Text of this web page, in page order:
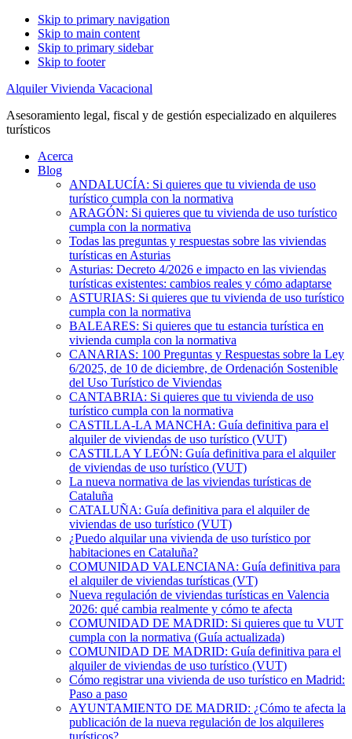
Skip to primary navigation
Skip to main content
Skip to primary sidebar
Skip to footer
Alquiler Vivienda Vacacional
Asesoramiento legal, fiscal y de gestión especializado en alquileres
turísticos
Acerca
Blog
ANDALUCÍA: Si quieres que tu vivienda de uso
turístico cumpla con la normativa
ARAGÓN: Si quieres que tu vivienda de uso turístico
cumpla con la normativa
Todas las preguntas y respuestas sobre las viviendas
turísticas en Asturias
Asturias: Decreto 4/2026 e impacto en las viviendas
turísticas existentes: cambios reales y cómo adaptarse
ASTURIAS: Si quieres que tu vivienda de uso turístico
cumpla con la normativa
BALEARES: Si quieres que tu estancia turística en
vivienda cumpla con la normativa
CANARIAS: 100 Preguntas y Respuestas sobre la Ley
6/2025, de 10 de diciembre, de Ordenación Sostenible
del Uso Turístico de Viviendas
CANTABRIA: Si quieres que tu vivienda de uso
turístico cumpla con la normativa
CASTILLA-LA MANCHA: Guía definitiva para el
alquiler de viviendas de uso turístico (VUT)
CASTILLA Y LEÓN: Guía definitiva para el alquiler
de viviendas de uso turístico (VUT)
La nueva normativa de las viviendas turísticas de
Cataluña
CATALUÑA: Guía definitiva para el alquiler de
viviendas de uso turístico (VUT)
¿Puedo alquilar una vivienda de uso turístico por
habitaciones en Cataluña?
COMUNIDAD VALENCIANA: Guía definitiva para
el alquiler de viviendas turísticas (VT)
Nueva regulación de viviendas turísticas en Valencia
2026: qué cambia realmente y cómo te afecta
COMUNIDAD DE MADRID: Si quieres que tu VUT
cumpla con la normativa (Guía actualizada)
COMUNIDAD DE MADRID: Guía definitiva para el
alquiler de viviendas de uso turístico (VUT)
Cómo registrar una vivienda de uso turístico en Madrid:
Paso a paso
AYUNTAMIENTO DE MADRID: ¿Cómo te afecta la
publicación de la nueva regulación de los alquileres
turísticos?